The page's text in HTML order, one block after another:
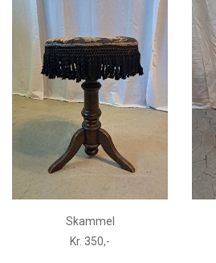
Skammel
Kr. 350,-